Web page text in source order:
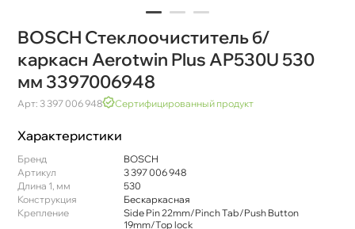
BOSCH Стеклоочиститель б/
каркасн Aerotwin Plus AP530U 530
мм 3397006948
Арт: 3 397 006 948 Сертифицированный продукт
Характеристики
Бренд
BOSCH
Артикул
3 397 006 948
Длина 1, мм
530
Конструкция
Бескаркасная
Крепление
Side Pin 22mm/Pinch Tab/Push Button
19mm/Top lock